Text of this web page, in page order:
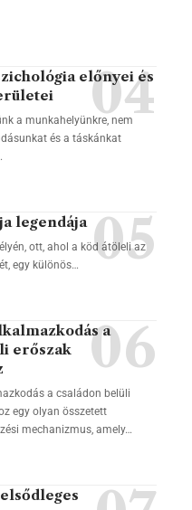
előnyei és
a munkahelyünkre, nem
és a táskánkat
legendája
ott, ahol a köd átöleli az
egy különös…
a
erőszak
a családon belüli
egy olyan összetett
mechanizmus, amely…